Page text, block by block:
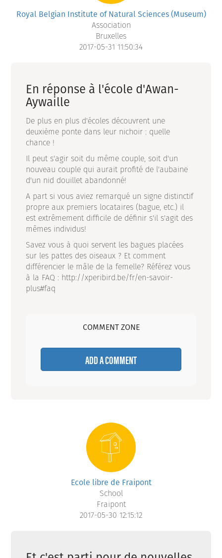
Royal Belgian Institute of Natural Sciences (Museum)
Association
Bruxelles
2017-05-31 11:50:34
En réponse à l'école d'Awan-
Aywaille
De plus en plus d'écoles découvrent une
deuxième ponte dans leur nichoir : quelle
chance !
Il peut s'agir soit du même couple, soit d'un
nouveau couple qui aurait profité de l'aubaine
d'un nid douillet abandonné!
A part si vous aviez remarqué un signe distinctif
propre aux premiers locataires (bague, etc.) il
est extrêmement difficile de définir s'il s'agit des
mêmes individus!
Savez vous à quoi servent les bagues placées
sur les pattes des oiseaux ? Et comment
différencier le mâle de la femelle? Référez vous
à la FAQ : http://xperibird.be/fr/en-savoir-
plus#faq
COMMENT ZONE
ADD A COMMENT
Ecole libre de Fraipont
School
Fraipont
2017-05-30 12:15:12